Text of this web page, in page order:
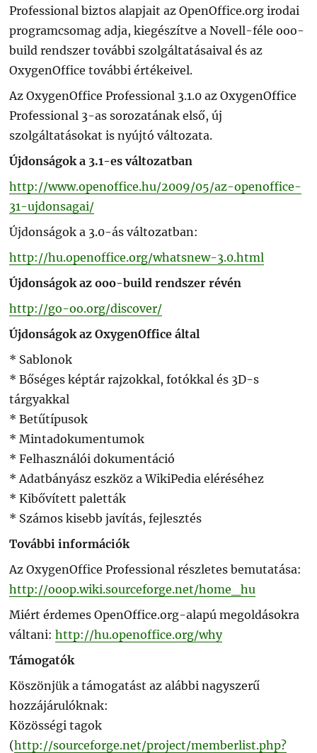
Professional biztos alapjait az OpenOffice.org irodai
programcsomag adja, kiegészítve a Novell-féle ooo-
build rendszer további szolgáltatásaival és az
OxygenOffice további értékeivel.
Az OxygenOffice Professional 3.1.0 az OxygenOffice
Professional 3-as sorozatának első, új
szolgáltatásokat is nyújtó változata.
Újdonságok a 3.1-es változatban
http://www.openoffice.hu/2009/05/az-openoffice-
31-ujdonsagai/
Újdonságok a 3.0-ás változatban:
http://hu.openoffice.org/whatsnew-3.0.html
Újdonságok az ooo-build rendszer révén
http://go-oo.org/discover/
Újdonságok az OxygenOffice által
* Sablonok
* Bőséges képtár rajzokkal, fotókkal és 3D-s
tárgyakkal
* Betűtípusok
* Mintadokumentumok
* Felhasználói dokumentáció
* Adatbányász eszköz a WikiPedia eléréséhez
* Kibővített paletták
* Számos kisebb javítás, fejlesztés
További információk
Az OxygenOffice Professional részletes bemutatása:
http://ooop.wiki.sourceforge.net/home_hu
Miért érdemes OpenOffice.org-alapú megoldásokra
váltani:http://hu.openoffice.org/why
Támogatók
Köszönjük a támogatást az alábbi nagyszerű
hozzájárulóknak:
Közösségi tagok
(http://sourceforge.net/project/memberlist.php?